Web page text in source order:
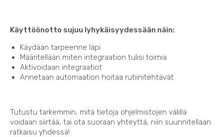
Käyttöönotto sujuu lyhykäisyydessään näin:
Käydään tarpeenne läpi
Määritellään miten integraation tulisi toimia
Aktivoidaan integraatiot
Annetaan automaation hoitaa rutiinitehtävät
Tutustu tarkemmin, mitä tietoja ohjelmistojen välillä
voidaan siirtää, tai ota suoraan yhteyttä, niin suunnitellaan
ratkaisu yhdessä!